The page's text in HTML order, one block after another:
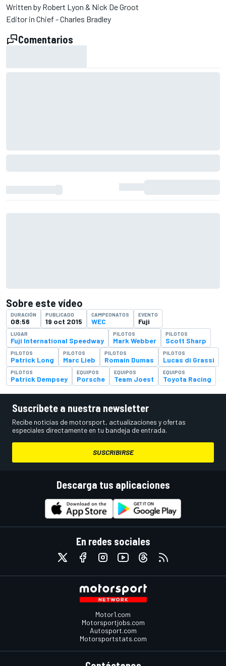
Written by Robert Lyon & Nick De Groot
Editor in Chief - Charles Bradley
Comentarios
Sobre este vídeo
DURACIÓN
08:56
PUBLICADO
19 oct 2015
CAMPEONATOS
WEC
EVENTO
Fuji
LUGAR
Fuji International Speedway
PILOTOS
Mark Webber
PILOTOS
Scott Sharp
PILOTOS
Patrick Long
PILOTOS
Marc Lieb
PILOTOS
Romain Dumas
PILOTOS
Lucas di Grassi
PILOTOS
Patrick Dempsey
EQUIPOS
Porsche
EQUIPOS
Team Joest
EQUIPOS
Toyota Racing
Suscríbete a nuestra newsletter
Recibe noticias de motorsport, actualizaciones y ofertas
especiales directamente en tu bandeja de entrada.
SUSCRIBIRSE
Descarga tus aplicaciones
En redes sociales
Motor1.com
Motorsportjobs.com
Autosport.com
Motorsportstats.com